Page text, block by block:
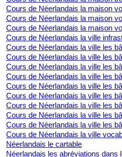
Cours de Néerlandais la maison
Cours de Néerlandais la maison
Cours de Néerlandais la maison
Cours de Néerlandais la ville
Cours de Néerlandais la ville les
Cours de Néerlandais la ville les
Cours de Néerlandais la ville les
Cours de Néerlandais la ville les
Cours de Néerlandais la ville les
Cours de Néerlandais la ville les
Cours de Néerlandais la ville les
Cours de Néerlandais la ville les
Cours de Néerlandais la ville les
Cours de Néerlandais la ville
Néerlandais le cartable
Néerlandais les abréviations dans